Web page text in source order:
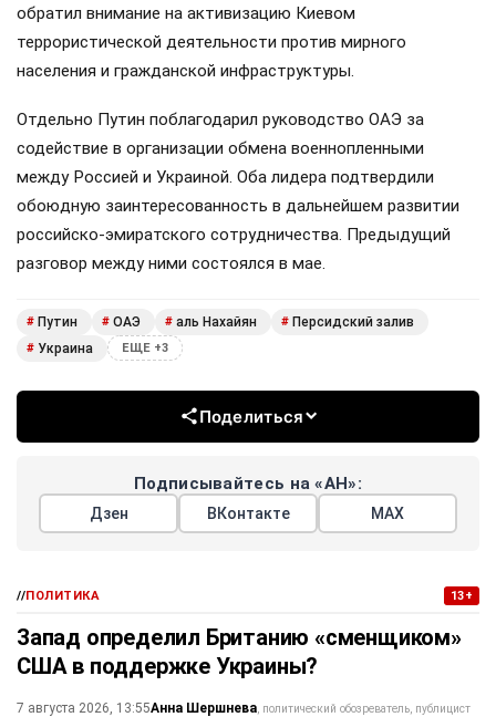
обратил внимание на активизацию Киевом
террористической деятельности против мирного
населения и гражданской инфраструктуры.
Отдельно Путин поблагодарил руководство ОАЭ за
содействие в организации обмена военнопленными
между Россией и Украиной. Оба лидера подтвердили
обоюдную заинтересованность в дальнейшем развитии
российско-эмиратского сотрудничества. Предыдущий
разговор между ними состоялся в мае.
# Путин # ОАЭ # аль Нахайян # Персидский залив
# Украина ЕЩЕ +3
Поделиться
Подписывайтесь на «АН»:
Дзен ВКонтакте МАХ
//ПОЛИТИКА 13+
Запад определил Британию «сменщиком»
США в поддержке Украины?
7 августа 2026, 13:55Анна Шершнева политический обозреватель, публицист